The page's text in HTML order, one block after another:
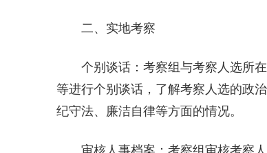
二、实地考察
个别谈话：考察组与考察人选所
等进行个别谈话，了解考察人选的政
纪守法、廉洁自律等方面的情况。
审核人事档案：考察组审核考察